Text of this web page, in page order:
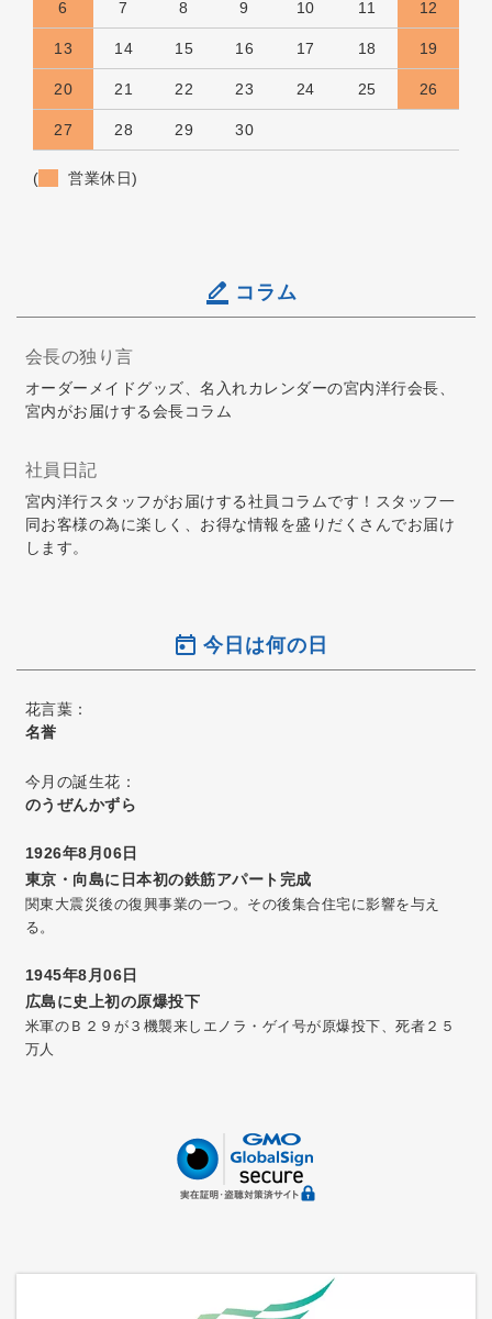
6 7 8 9 10 11 12
13 14 15 16 17 18 19
20 21 22 23 24 25 26
27 28 29 30
( 営業休日)
コラム
会長の独り言
オーダーメイドグッズ、名入れカレンダーの宮内洋行会長、
宮内がお届けする会長コラム
社員日記
宮内洋行スタッフがお届けする社員コラムです！スタッフ一
同お客様の為に楽しく、お得な情報を盛りだくさんでお届け
します。
今日は何の日
花言葉：
名誉
今月の誕生花：
のうぜんかずら
1926年8月06日
東京・向島に日本初の鉄筋アパート完成
関東大震災後の復興事業の一つ。その後集合住宅に影響を与え
る。
1945年8月06日
広島に史上初の原爆投下
米軍のＢ２９が３機襲来しエノラ・ゲイ号が原爆投下、死者２５
万人